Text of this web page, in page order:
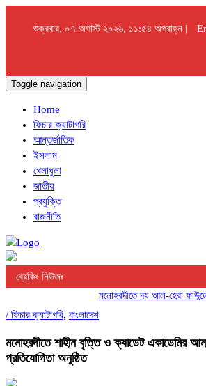
শুক্রবার, ০৭ অগাস্ট ২০২৬, ১১:৫৪ অপরাহ্ন |
Toggle navigation
Home
ফিচার ক্যাটাগরি
আন্তর্জাতিক
ইসলাম
খেলাধুলা
জাতীয়
প্রযুক্তি
রাজনীতি
ব্রেকিং নিউজঃ
মনোহরদীতে দ্য আল-হেরা
/ ফিচার ক্যাটাগরি, বাংলাদেশ
মনোহরদীতে শাহীন বৃত্তি ও ক্যাডেট একাডেমির
প্রতিযোগিতা অনুষ্ঠিত